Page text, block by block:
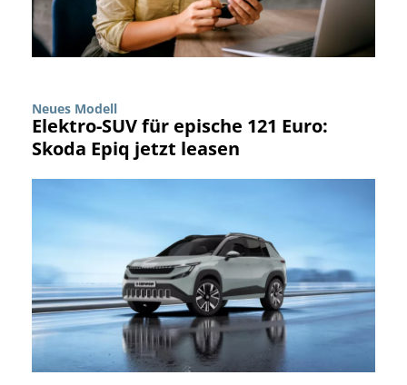
Neues Modell
Elektro-SUV für epische 121 Euro:
Skoda Epiq jetzt leasen